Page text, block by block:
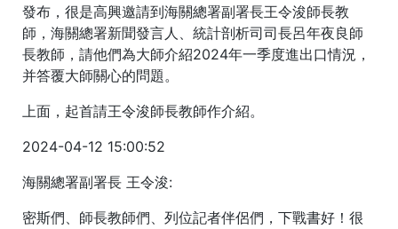
發布，很是高興邀請到海關總署副署長王令浚師長教
師，海關總署新聞發言人、統計剖析司司長呂年夜良師
長教師，請他們為大師介紹2024年一季度進出口情況，
并答覆大師關心的問題。
上面，起首請王令浚師長教師作介紹。
2024-04-12 15:00:52
海關總署副署長 王令浚:
密斯們、師長教師們、列位記者伴侶們，下戰書好！很